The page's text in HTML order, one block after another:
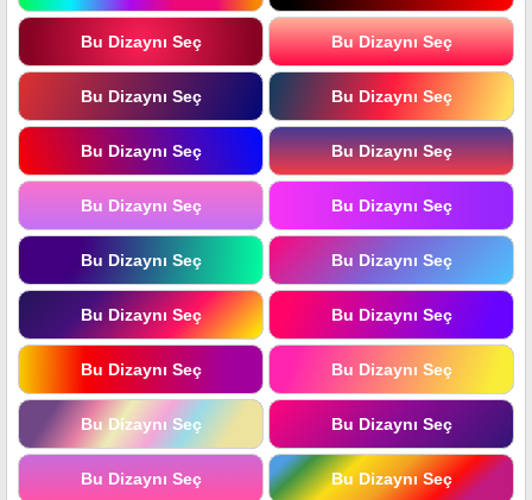
Bu Dizaynı Seç Bu Dizaynı Seç
Bu Dizaynı Seç Bu Dizaynı Seç
Bu Dizaynı Seç Bu Dizaynı Seç
Bu Dizaynı Seç Bu Dizaynı Seç
Bu Dizaynı Seç Bu Dizaynı Seç
Bu Dizaynı Seç Bu Dizaynı Seç
Bu Dizaynı Seç Bu Dizaynı Seç
Bu Dizaynı Seç Bu Dizaynı Seç
Bu Dizaynı Seç Bu Dizaynı Seç